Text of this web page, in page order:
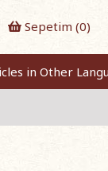
Sepetim (0)
in Other